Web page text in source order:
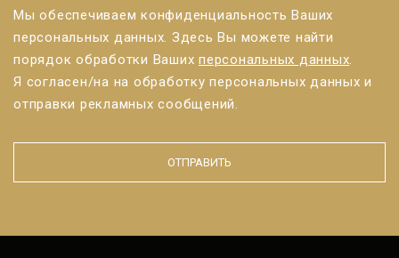
Мы обеспечиваем конфиденциальность Ваших
персональных данных. Здесь Вы можете найти
порядок обработки Ваших персональных данных.
Я согласен/нa на обработку персональных данных и
отправки рекламных сообщений.
ОТПРАВИТЬ
быть